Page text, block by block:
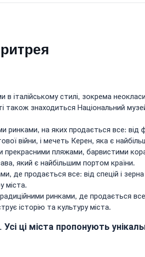
в італійському стилі, зокрема
знаходиться Національний
на яких продається все: від
війни, і мечеть Керен, яка є
прекрасними пляжами, барвистими
який є найбільшим портом країни.
де продається все: від спецій і
міста.
ринками, де продається
історію та культуру міста.
ці міста пропонують